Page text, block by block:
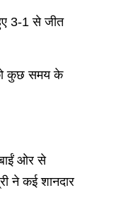
3-1 से जीत
कुछ समय के
ओर से
ने कई शानदार